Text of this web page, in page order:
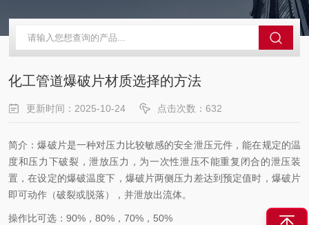
化工管道爆破片材质选择的方法
更新时间：2025-10-24 点击次数：632
简介：爆破片是一种对压力比较敏感的安全泄压元件，能在规定的温
度和压力下破裂，泄放压力，为一次性泄压不能重复闭合的泄压装
置，在设定的爆破温度下，爆破片两侧压力差达到预定值时，爆破片
即可动作（破裂或脱落），并泄放出流体。
操作比可选：90%，80%，70%，50%